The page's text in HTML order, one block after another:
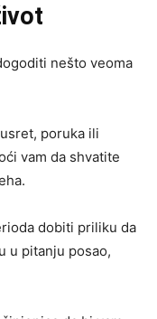
nešto veoma
poruka ili
vam da shvatite
dobiti priliku da
u pitanju posao,